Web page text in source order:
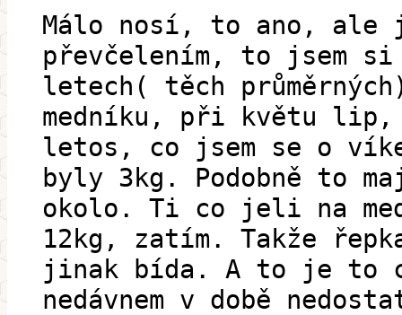
Málo nosí, to ano,
převčelením, to jsem
letech( těch
medníku, při květu lip,
letos, co jsem se o
byly 3kg. Podobně to
okolo. Ti co jeli na
12kg, zatím. Takže
jinak bída. A to je to
nedávnem v době